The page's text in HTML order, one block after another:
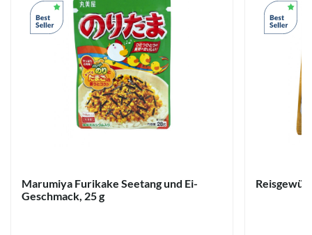
Marumiya Furikake Seetang und Ei-
Geschmack, 25 g